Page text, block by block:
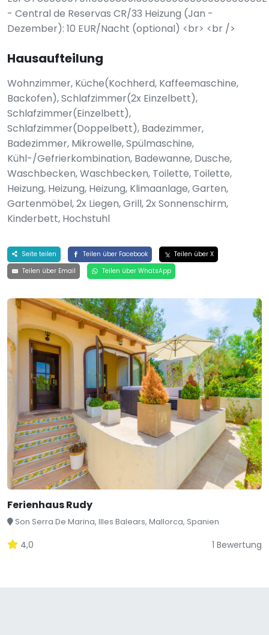
- Central de Reservas CR/33 Heizung (Jan -
Dezember): 10 EUR/Nacht (optional) <br> <br />
Hausaufteilung
Wohnzimmer, Küche(Kochherd, Kaffeemaschine,
Backofen), Schlafzimmer(2x Einzelbett),
Schlafzimmer(Einzelbett),
Schlafzimmer(Doppelbett), Badezimmer,
Badezimmer, Mikrowelle, Spülmaschine,
Kühl-/Gefrierkombination, Badewanne, Dusche,
Waschbecken, Waschbecken, Toilette, Toilette,
Heizung, Heizung, Heizung, Klimaanlage, Garten,
Gartenmöbel, 2x Liegen, Grill, 2x Sonnenschirm,
Kinderbett, Hochstuhl
Seite teilen Teilen über Facebook
Teilen über X
Teilen über Email
Teilen über WhatsApp
Ferienhaus Rudy
Son Serra De Marina, Illes Balears, Mallorca, Spanien
4,0 1 Bewertung